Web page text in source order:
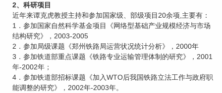
2、科研项目
近年来谭克虎教授主持和参加国家级、部级项目20余项,主要有：
1．参加国家自然科学基金项目《网络型基础产业规模经济与市场
结构研究》，2003-2005
2．参加局级课题《郑州铁路局运营状况统计分析》，2000年
3．参加铁道部重点课题《铁路专业运输管理体制的研究》，2001
年-2002年；
4．参加铁道部招标课题《加入WTO后我国铁路立法工作与政府职
能调整的研究》，2002年-2003年。